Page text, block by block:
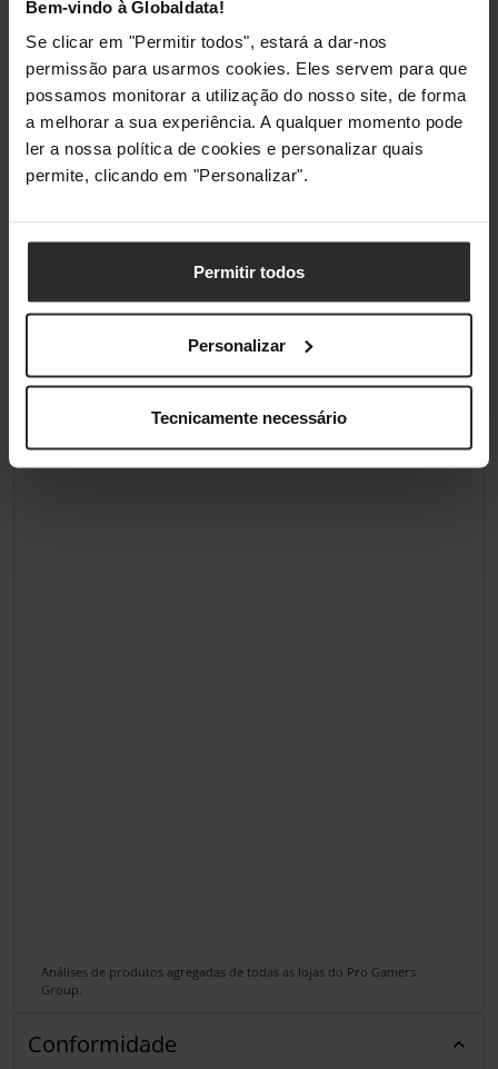
Bem-vindo à Globaldata!
Se clicar em "Permitir todos", estará a dar-nos
permissão para usarmos cookies. Eles servem para que
possamos monitorar a utilização do nosso site, de forma
a melhorar a sua experiência. A qualquer momento pode
ler a nossa política de cookies e personalizar quais
permite, clicando em "Personalizar".
Permitir todos
Personalizar
Tecnicamente necessário
Altitude operacional 0 - 3000 m
Classificações
Análises de produtos agregadas de todas as lojas do Pro Gamers
Group.
Conformidade